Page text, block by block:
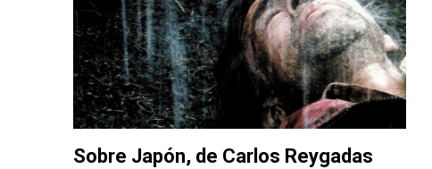
Sobre Japón, de Carlos Reygadas